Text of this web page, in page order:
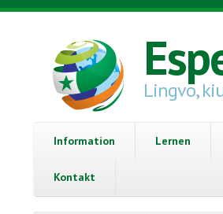
Direkt zum Inhalt
Lingvo,
Information Lernen
Kontakt